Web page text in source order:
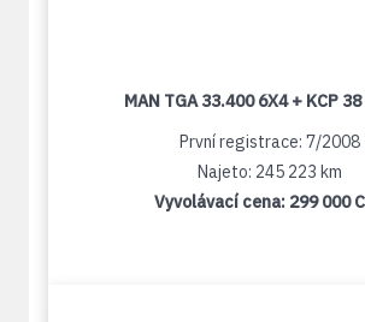
MAN TGA 33.400 6X4 + KCP
První registrace: 7/2008
Najeto: 245 223 km
Vyvolávací cena: 299 000